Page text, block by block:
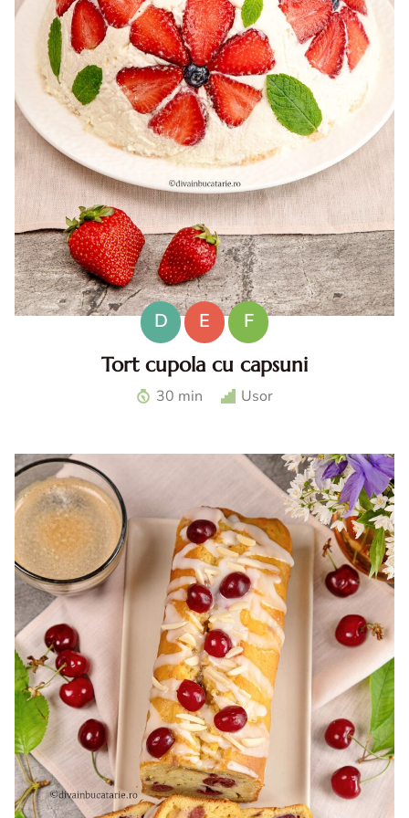
D E
F
Tort cupola cu capsuni
Tort cupola cu capsuni. Tort fara coacere cu capsuni. Tort
cu mascarpone si capsuni. Reteta tort cupola. Tort cu
30 min Usor